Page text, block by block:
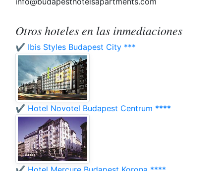
Otros hoteles en las inmediaciones
✔️ Ibis Styles Budapest City ***
✔️ Hotel Novotel Budapest Centrum ****